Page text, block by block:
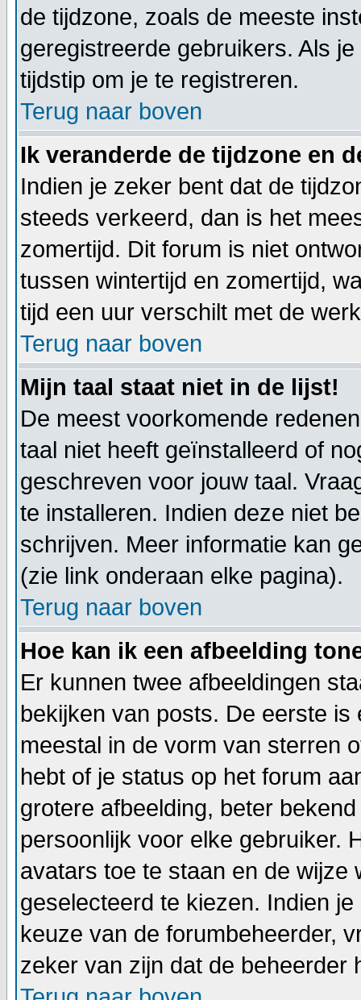
de tijdzone, zoals de meeste
geregistreerde gebruikers. Als
tijdstip om je te registreren.
Terug naar boven
Ik veranderde de tijdzone en
Indien je zeker bent dat de
steeds verkeerd, dan is het
zomertijd. Dit forum is niet
tussen wintertijd en zomertijd,
tijd een uur verschilt met de
Terug naar boven
Mijn taal staat niet in de lijst!
De meest voorkomende
taal niet heeft geïnstalleerd of
geschreven voor jouw taal.
te installeren. Indien deze niet
schrijven. Meer informatie kan
(zie link onderaan elke pagina).
Terug naar boven
Hoe kan ik een afbeelding
Er kunnen twee afbeeldingen
bekijken van posts. De eerste
meestal in de vorm van sterren
hebt of je status op het forum
grotere afbeelding, beter
persoonlijk voor elke gebruiker.
avatars toe te staan en de
geselecteerd te kiezen. Indien
keuze van de forumbeheerder,
zeker van zijn dat de beheerder